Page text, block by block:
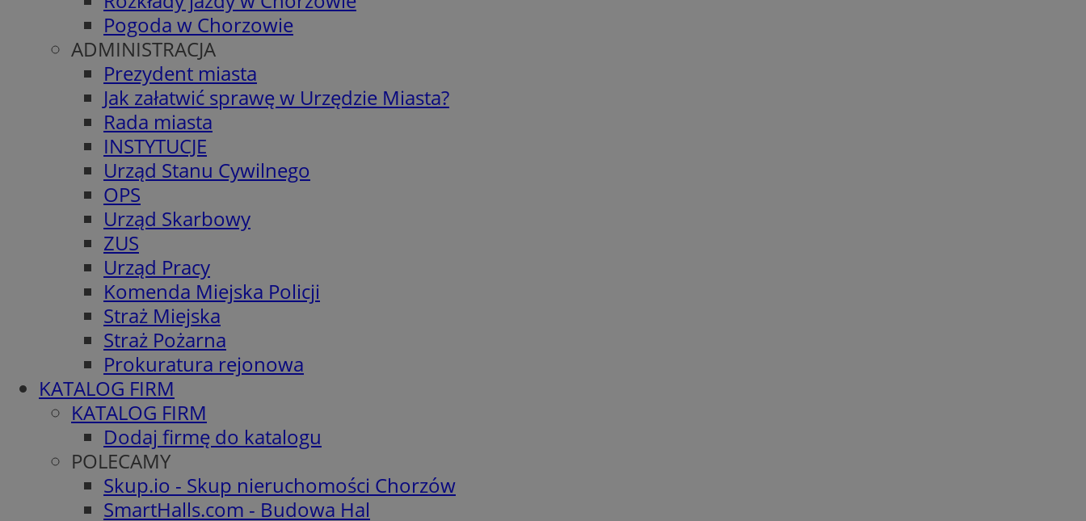
Pogoda w Chorzowie
ADMINISTRACJA
Prezydent miasta
Jak załatwić sprawę w Urzędzie Miasta?
Rada miasta
INSTYTUCJE
Urząd Stanu Cywilnego
OPS
Urząd Skarbowy
ZUS
Urząd Pracy
Komenda Miejska Policji
Straż Miejska
Straż Pożarna
Prokuratura rejonowa
KATALOG FIRM
KATALOG FIRM
Dodaj firmę do katalogu
POLECAMY
Skup.io - Skup nieruchomości Chorzów
SmartHalls.com - Budowa Hal